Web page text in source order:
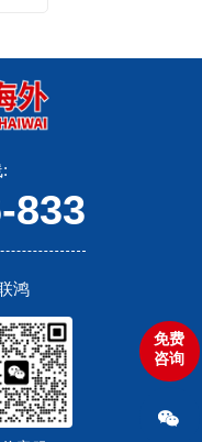
833
鸿
免费
咨询